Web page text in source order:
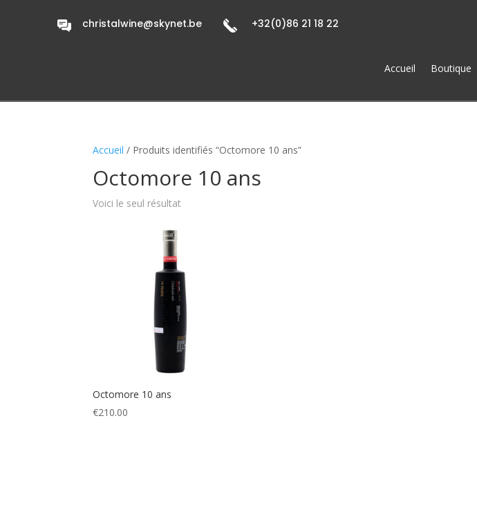
christalwine@skynet.be +32(0)86 21 18 22
Accueil Boutique
Accueil / Produits identifiés “Octomore 10 ans”
Octomore 10 ans
Voici le seul résultat
Octomore 10 ans
€210.00